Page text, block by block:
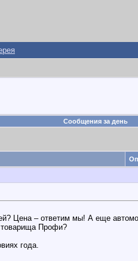
Сообщения за день
Цена – ответим мы! А еще
товарища Профи?
года.